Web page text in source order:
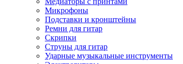
Микрофоны
Подставки и кронштейны
Ремни для гитар
Скрипки
Струны для гитар
Ударные музыкальные инструменты